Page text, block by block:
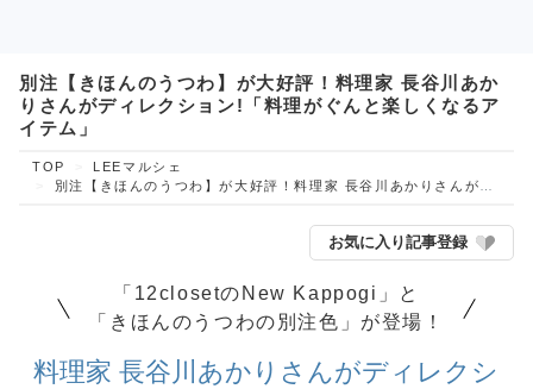
別注【きほんのうつわ】が大好評！料理家 長谷川あか
りさんがディレクション!「料理がぐんと楽しくなるア
イテム」
TOP
LEEマルシェ
別注【きほんのうつわ】が大好評！料理家 長谷川あかりさんがディレクション!「料理がぐんと楽しくなるアイテム」
お気に入り記事登録
「12closetのNew Kappogi」と
「きほんのうつわの別注色」が登場！
料理家 長谷川あかりさんがディレクシ